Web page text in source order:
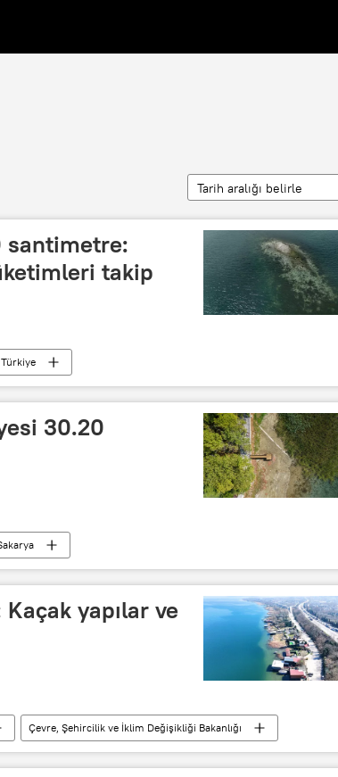
Tarih aralığı belirle
santimetre:
takip
Türkiye
30.20
yapılar ve
Çevre, Şehircilik ve İklim Değişikliği Bakanlığı